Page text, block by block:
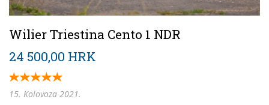
Wilier Triestina Cento 1 NDR
24 500,00 HRK
15. Kolovoza 2021.